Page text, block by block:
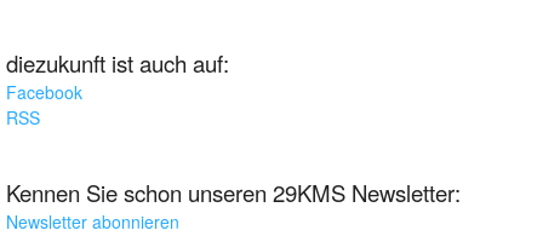
diezukunft ist auch auf:
Facebook
RSS
Kennen Sie schon unseren 29KMS Newsletter:
Newsletter abonnieren